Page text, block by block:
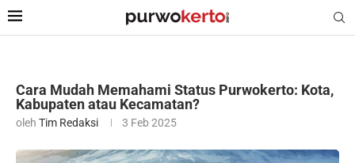
Cara Mudah Memahami Status Purwokerto: Kota,
Kabupaten atau Kecamatan?
oleh Tim Redaksi 3 Feb 2025